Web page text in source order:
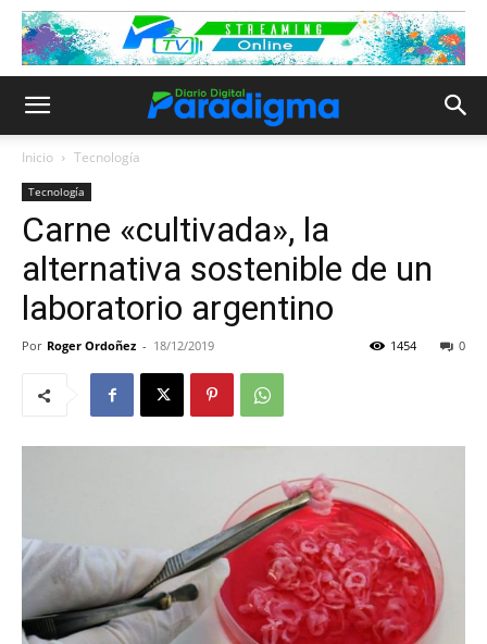
Inicio Tecnología
Tecnología
Carne «cultivada», la
alternativa sostenible de un
laboratorio argentino
Por Roger Ordoñez - 18/12/2019 0
1454